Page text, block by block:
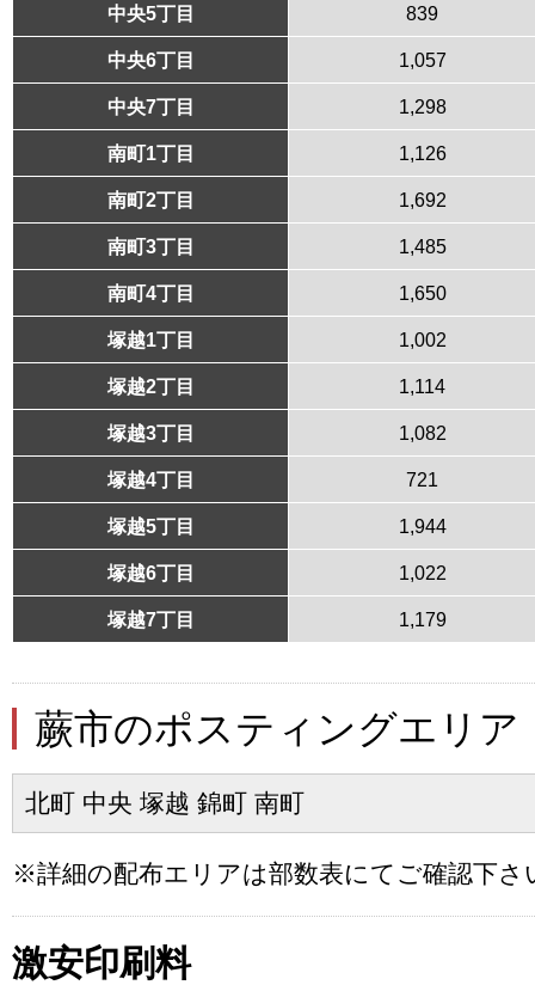
中央5丁目 839
中央6丁目 1,057
中央7丁目 1,298
南町1丁目 1,126
南町2丁目 1,692
南町3丁目 1,485
南町4丁目 1,650
塚越1丁目 1,002
塚越2丁目 1,114
塚越3丁目 1,082
塚越4丁目 721
塚越5丁目 1,944
塚越6丁目 1,022
塚越7丁目 1,179
蕨市のポスティングエリア
北町 中央 塚越 錦町 南町
※詳細の配布エリアは部数表にてご確認下さ
激安印刷料